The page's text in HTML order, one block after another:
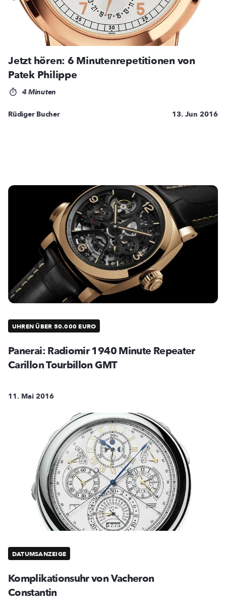
Jetzt hören: 6 Minutenrepetitionen von
Patek Philippe
4 Minuten
Rüdiger Bucher 13. Jun 2016
UHREN ÜBER 50.000 EURO
Panerai: Radiomir 1940 Minute Repeater
Carillon Tourbillon GMT
11. Mai 2016
DATUMSANZEIGE
Komplikationsuhr von Vacheron
Constantin